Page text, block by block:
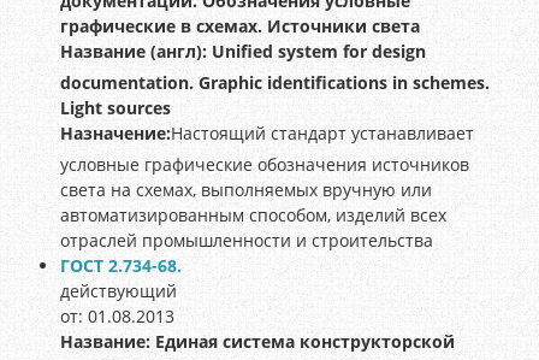
графические в схемах. Источники света
Название (англ): Unified system for design
documentation. Graphic identifications in schemes.
Light sources
Назначение:Настоящий стандарт устанавливает
условные графические обозначения источников
света на схемах, выполняемых вручную или
автоматизированным способом, изделий всех
отраслей промышленности и строительства
ГОСТ 2.734-68.
действующий
от: 01.08.2013
Название: Единая система конструкторской